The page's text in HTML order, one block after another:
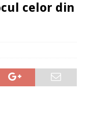
celor din